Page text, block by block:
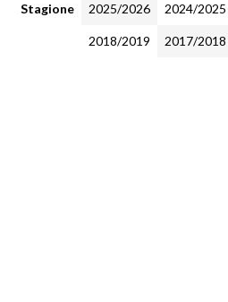
Stagione 2025/2026 2024/2025
2018/2019 2017/2018